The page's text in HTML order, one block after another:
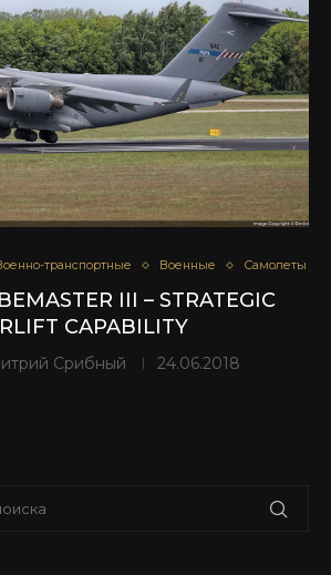
транспортные Военные Самолеты
III – STRATEGIC
CAPABILITY
Срибный 24.06.2018